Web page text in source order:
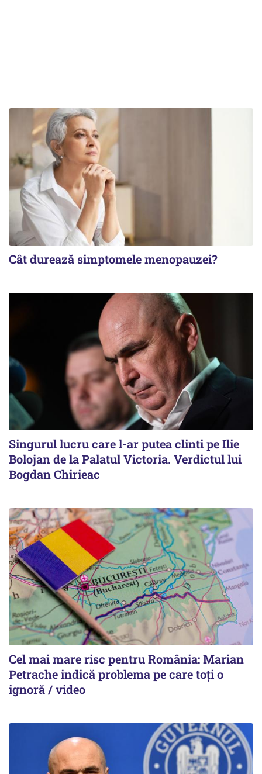
Cât durează simptomele menopauzei?
Singurul lucru care l-ar putea clinti pe Ilie
Bolojan de la Palatul Victoria. Verdictul lui
Bogdan Chirieac
Cel mai mare risc pentru România: Marian
Petrache indică problema pe care toți o
ignoră / video